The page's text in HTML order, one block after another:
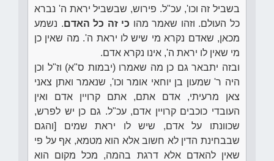
בשביל זה וכו', עכ"ל. פירוש, שבשביל יראת ה' נברא
כל העולם. וזהו שאמר מהו כי זה כל האדם. נשמע
מכאן, שאדם נקרא מי שיש לו יראת ה'. מה שאין כן
מי שאין לו יראת ה', אינו נקרא אדם.
ובזה יתבאר גם כן מה שאמרו (יבמות ס"א) וז"ל וכן
היה ר' שמעון בן יוחאי אומר וכו', שנאמר ואתן צאני
צאן מרעיתי, אדם אתם, אתם קרויין אדם ואין
העובדי כוכבים קרויין אדם, עכ"ל. גם כן יש לפרש,
שכוונתו על אדם, שיש לו יראת שמים [והגם
שבבחינת הדין לא חשוב אלא הוא מטמא, אף על פי
שאין להאדם אלא דרגת בהמה, מכל מקום הוא